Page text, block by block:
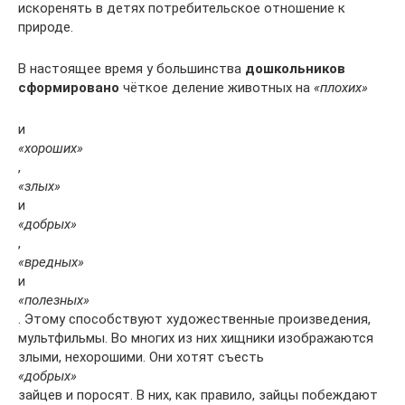
искоренять в детях потребительское отношение к
природе.
В настоящее время у большинства дошкольников
сформировано чёткое деление животных на «плохих»
и
«хороших»
,
«злых»
и
«добрых»
,
«вредных»
и
«полезных»
. Этому способствуют художественные произведения,
мультфильмы. Во многих из них хищники изображаются
злыми, нехорошими. Они хотят съесть
«добрых»
зайцев и поросят. В них, как правило, зайцы побеждают